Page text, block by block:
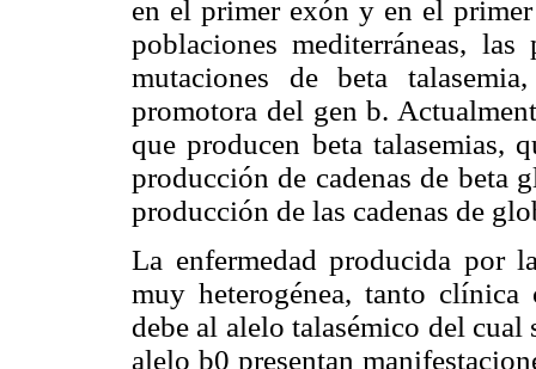
en el primer exón y en el
poblaciones mediterráneas, las
mutaciones de beta
promotora del gen b.
que producen beta talasemias,
producción de cadenas de beta
producción de las cadenas de
La enfermedad producida por
muy heterogénea, tanto
debe al alelo talasémico del
alelo b0 presentan